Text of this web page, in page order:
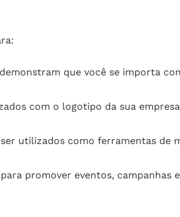
que você se importa
com o logotipo da sua
utilizados como ferramentas de
promover eventos, campanhas